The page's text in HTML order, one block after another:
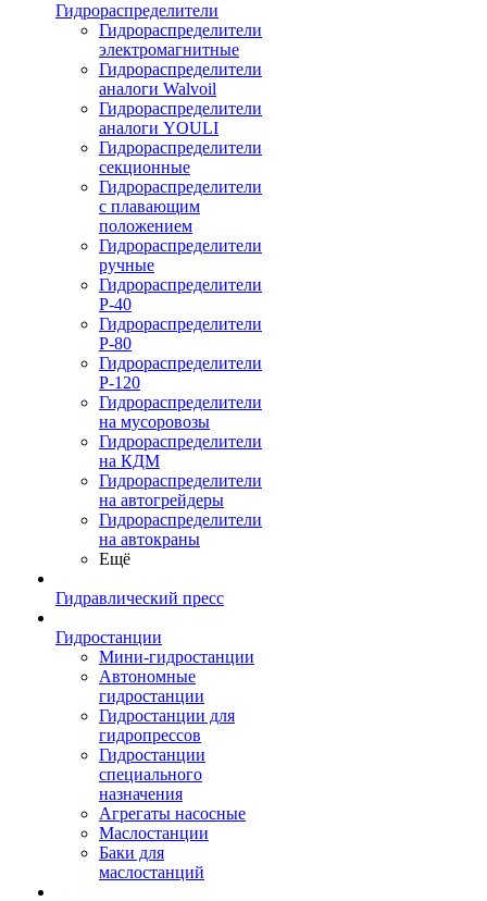
Гидрораспределители
Гидрораспределители
электромагнитные
Гидрораспределители
аналоги Walvoil
Гидрораспределители
аналоги YOULI
Гидрораспределители
секционные
Гидрораспределители
с плавающим
положением
Гидрораспределители
ручные
Гидрораспределители
Р-40
Гидрораспределители
Р-80
Гидрораспределители
Р-120
Гидрораспределители
на мусоровозы
Гидрораспределители
на КДМ
Гидрораспределители
на автогрейдеры
Гидрораспределители
на автокраны
Ещё
Гидравлический пресс
Гидростанции
Мини-гидростанции
Автономные
гидростанции
Гидростанции для
гидропрессов
Гидростанции
специального
назначения
Агрегаты насосные
Маслостанции
Баки для
маслостанций